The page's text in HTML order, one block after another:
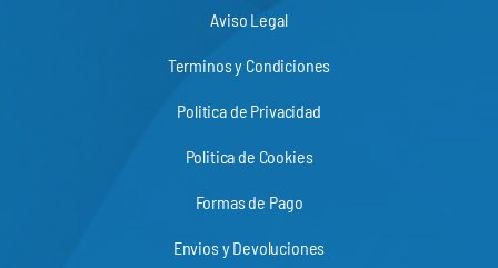
Aviso Legal
Terminos y Condiciones
Politica de Privacidad
Politica de Cookies
Formas de Pago
Envios y Devoluciones